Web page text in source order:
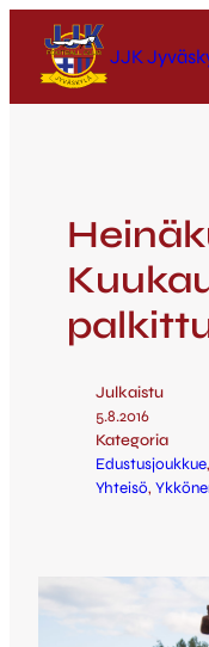
JJK
Julkaistu
5.8.2016
Kategoria
Edustusjoukkue,
Yhteisö,